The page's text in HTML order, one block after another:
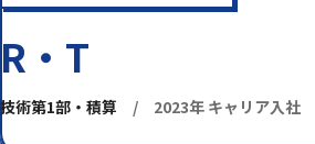
R・T
技術第1部・積算 / 2023年 キャリア入社